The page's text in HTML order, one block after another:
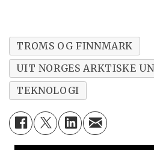
TROMS OG FINNMARK
UIT NORGES ARKTISKE
TEKNOLOGI